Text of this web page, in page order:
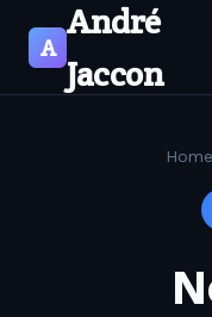
A
André
Jaccon
Home